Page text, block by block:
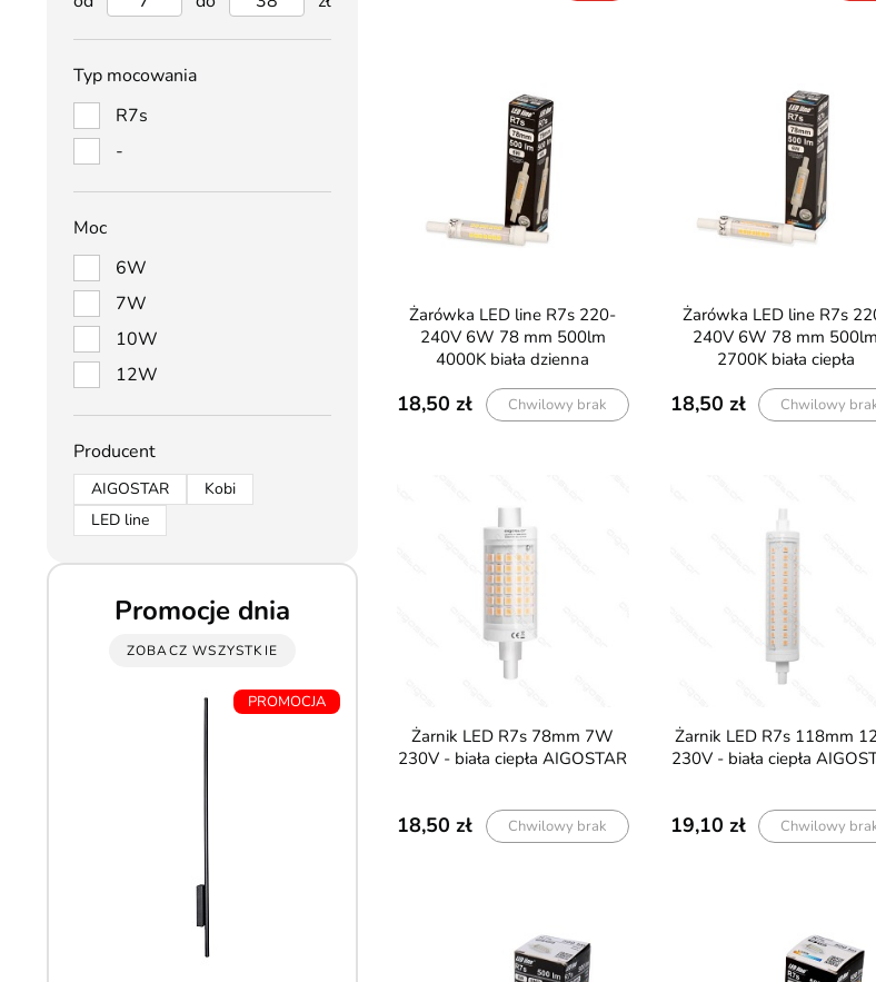
Typ mocowania
R7s
-
Moc
6W
7W
10W
12W
Producent
AIGOSTAR
Kobi
LED line
Promocje dnia
ZOBACZ WSZYSTKIE
PROMOCJA
Żarówka LED line R7s 220-
240V 6W 78 mm 500lm
4000K biała dzienna
18,50 Chwilowy brak
Żarówka LED line R7s 220-
240V 6W 78 mm 500lm
2700K biała ciepła
18,50 Chwilowy
Żarnik LED R7s 78mm 7W
230V - biała ciepła AIGOSTAR
18,50 Chwilowy brak
Żarnik LED R7s 118mm 12W
230V - biała ciepła
19,10 Chwilowy